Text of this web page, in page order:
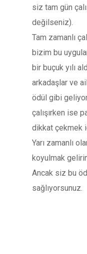
siz tam gün
değilseniz).
Tam zamanlı
bizim bu
bir buçuk yılı
arkadaşlar ve
ödül gibi
çalışırken ise
dikkat çekmek
Yarı zamanlı
koyulmak
Ancak siz bu
sağlıyorsunuz.